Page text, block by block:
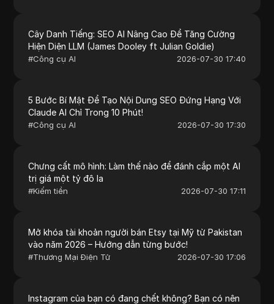
Cây Danh Tiếng: SEO AI Nâng Cao Để Tăng Cường
Hiện Diện LLM (James Dooley ft Julian Goldie)
#Công cụ AI 2026-07-30 17:40
5 Bước Bí Mật Để Tạo Nội Dung SEO Đứng Hạng Với
Claude AI Chỉ Trong 10 Phút!
#Công cụ AI 2026-07-30 17:30
Chưng cất mô hình: Làm thế nào để đánh cắp một AI
trị giá một tỷ đô la
#Kiếm tiền 2026-07-30 17:11
Mở khóa tài khoản người bán Etsy tại Mỹ từ Pakistan
vào năm 2026 – Hướng dẫn từng bước!
#Thương Mại Điện Tử 2026-07-30 17:06
Instagram của bạn có đang chết không? Bạn có nên